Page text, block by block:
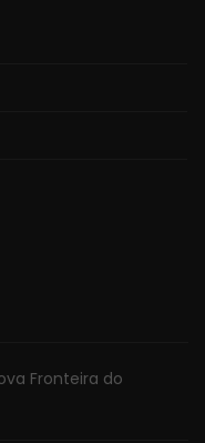
Fronteira do